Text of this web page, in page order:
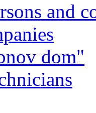
and
dom"